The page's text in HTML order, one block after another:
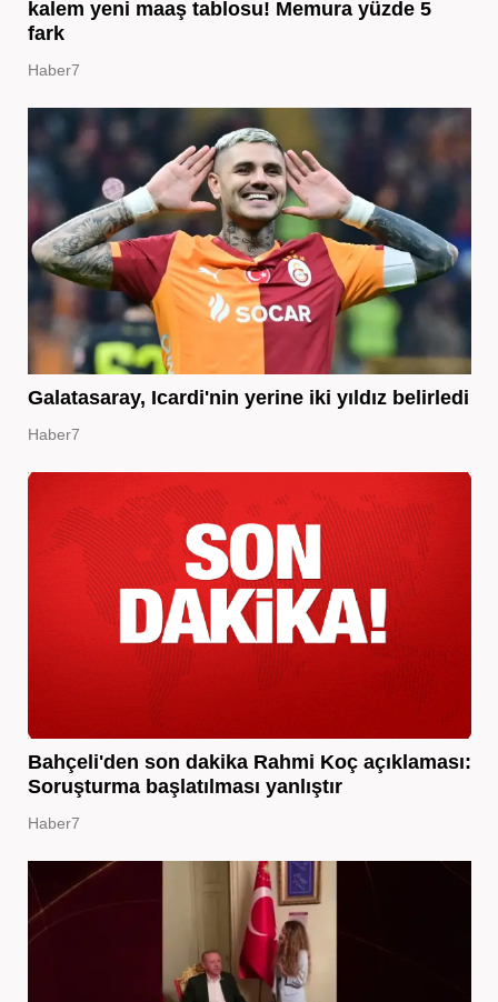
kalem yeni maaş tablosu! Memura yüzde 5
fark
Haber7
Galatasaray, Icardi'nin yerine iki yıldız belirledi
Haber7
Bahçeli'den son dakika Rahmi Koç açıklaması:
Soruşturma başlatılması yanlıştır
Haber7